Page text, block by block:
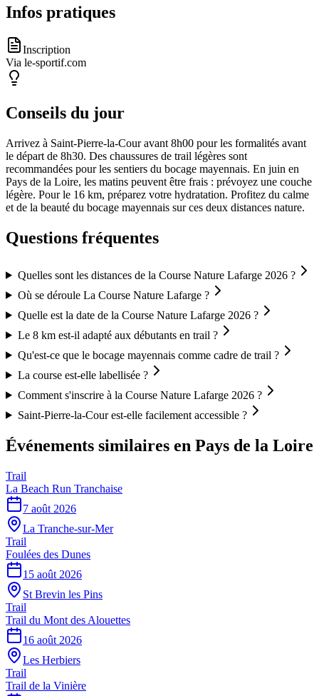
Infos pratiques
Inscription
Via le-sportif.com
Conseils du jour
Arrivez à Saint-Pierre-la-Cour avant 8h00 pour les formalités avant
le départ de 8h30. Des chaussures de trail légères sont
recommandées pour les sentiers du bocage mayennais. En juin en
Pays de la Loire, les matins peuvent être frais : prévoyez une couche
légère. Pour le 16 km, préparez votre hydratation. Profitez du calme
et de la beauté du bocage mayennais sur ces deux distances nature.
Questions fréquentes
Quelles sont les distances de la Course Nature Lafarge 2026 ?
Où se déroule La Course Nature Lafarge ?
Quelle est la date de la Course Nature Lafarge 2026 ?
Le 8 km est-il adapté aux débutants en trail ?
Qu'est-ce que le bocage mayennais comme cadre de trail ?
La course est-elle labellisée ?
Comment s'inscrire à la Course Nature Lafarge 2026 ?
Saint-Pierre-la-Cour est-elle facilement accessible ?
Événements similaires en Pays de la Loire
Trail
La Beach Run Tranchaise
7 août 2026
La Tranche-sur-Mer
Trail
Foulées des Dunes
15 août 2026
St Brevin les Pins
Trail
Trail du Mont des Alouettes
16 août 2026
Les Herbiers
Trail
Trail de la Vinière